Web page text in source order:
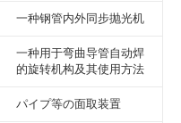
一种钢管内外同步抛光机
一种用于弯曲导管自动焊
的旋转机构及其使用方法
パイプ等の面取装置